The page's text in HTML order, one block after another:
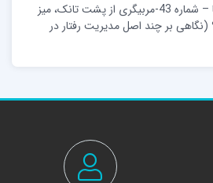
نشریه راه نما – شماره 43-مربیگری از پشت تانک، میز
بر چند اصل مدیریت رفتار در